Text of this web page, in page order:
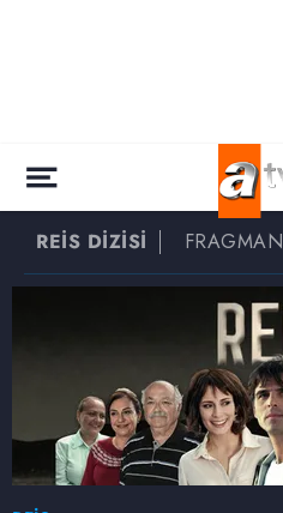
REİS DİZİSİ FRAGMAN